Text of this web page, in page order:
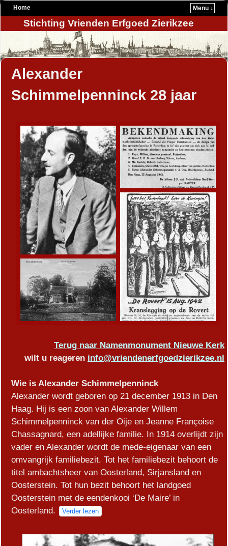
Home Menu ↓
Stichting Vrienden Erfgoed Zierikzee
Alexander
Schimmelpenninck 28 jaar
Terug naar Namenmonument Nieuwe Kerk
wilt u reageren info@vriendenerfgoedzierikzee.nl
Wie is Alexander Schimmelpenninck
Alexander wordt geboren op 21 december 1913 in Den
Haag. Hij is een zoon van Alexander Willem
Schimmelpenninck van der Oije en Jeanne Françoise
Chassagnard, een adellijke familie. In 1914 overlijdt zijn
vader en Alexander wordt de mede-eigenaar van een
omvangrijk familiebezit. Tot het familiebezit behoort de
titel ambachtsheer van Oosterland, Sirjansland en
Oosterstein. Tot hun bezit behoort het landgoed
Oosterstein met de eendenkooi ‘De Maire’ in
Oosterland.
Verder lezen